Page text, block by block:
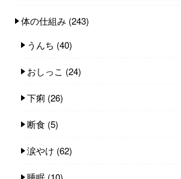
体の仕組み (243)
うんち (40)
おしっこ (24)
下痢 (26)
断食 (5)
涙やけ (62)